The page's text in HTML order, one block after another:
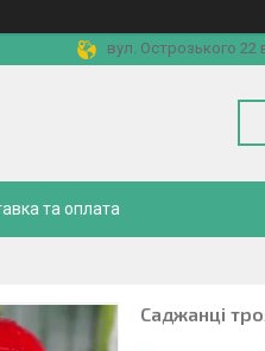
вул. Острозького 22
та оплата
Саджанці